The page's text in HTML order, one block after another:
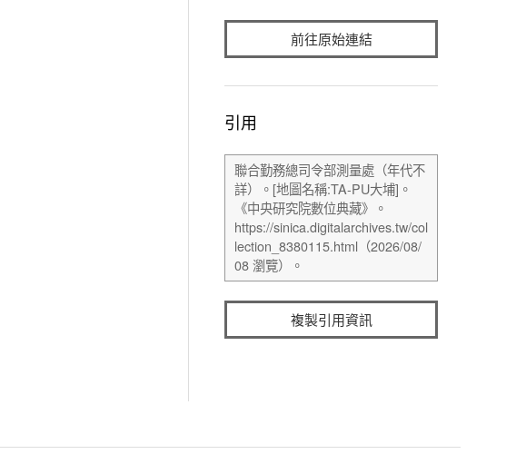
前往原始連結
引用
複製引用資訊